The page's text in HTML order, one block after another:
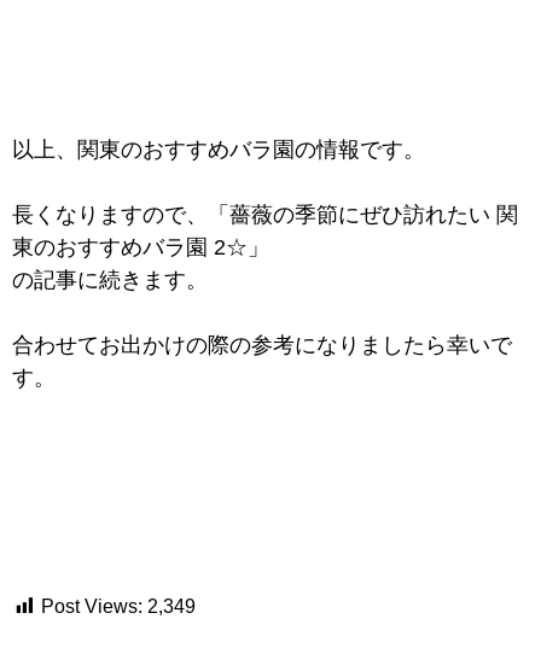
以上、関東のおすすめバラ園の情報です。
長くなりますので、「薔薇の季節にぜひ訪れたい 関
東のおすすめバラ園 2☆」
の記事に続きます。
合わせてお出かけの際の参考になりましたら幸いで
す。
Post Views: 2,349